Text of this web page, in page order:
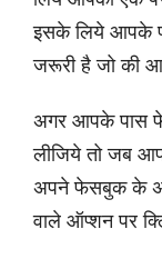
इसके लिये आपके
जरूरी है जो की
अगर आपके पास
लीजिये तो जब
अपने फेसबुक के
वाले ऑप्शन पर